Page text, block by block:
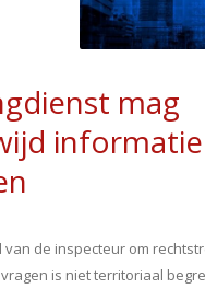
mag
informatie
van de inspecteur om
is niet territoriaal